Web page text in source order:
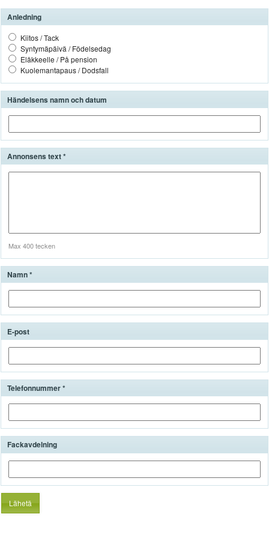
Anledning
Kiitos/Tack
Syntymäpäivä /Födelsedag
Eläkkeelle /På pension
Kuolemantapaus/Dodsfall
Händelsens namn och datum
Annonsens text
Max 400 tecken
Namn
E-post
Telefonnummer
Fackavdelning
Lähetä